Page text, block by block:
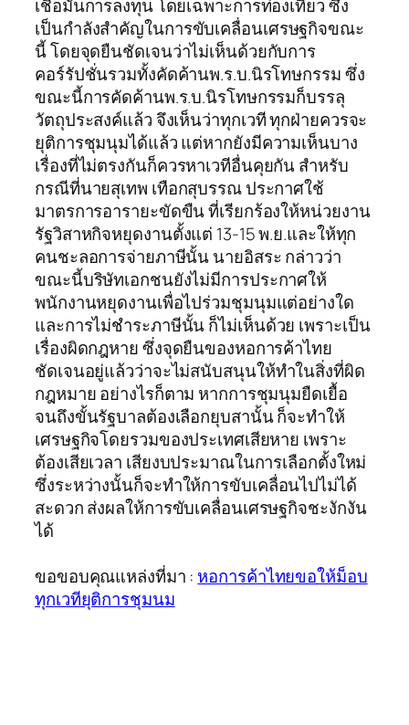
เชื่อมั่นการลงทุน โดยเฉพาะการท่องเที่ยว ซึ่ง
เป็นกำลังสำคัญในการขับเคลื่อนเศรษฐกิจขณะ
นี้ โดยจุดยืนชัดเจนว่าไม่เห็นด้วยกับการ
คอร์รัปชั่นรวมทั้งคัดค้านพ.ร.บ.นิรโทษกรรม ซึ่ง
ขณะนี้การคัดค้านพ.ร.บ.นิรโทษกรรมก็บรรลุ
วัตถุประสงค์แล้ว จึงเห็นว่าทุกเวที ทุกฝ่ายควรจะ
ยุติการชุมนุมได้แล้ว แต่หากยังมีความเห็นบาง
เรื่องที่ไม่ตรงกันก็ควรหาเวทีอื่นคุยกัน สำหรับ
กรณีที่นายสุเทพ เทือกสุบรรณ ประกาศใช้
มาตรการอารายะขัดขืน ที่เรียกร้องให้หน่วยงาน
รัฐวิสาหกิจหยุดงานตั้งแต่ 13-15 พ.ย.และให้ทุก
คนชะลอการจ่ายภาษีนั้น นายอิสระ กล่าวว่า
ขณะนี้บริษัทเอกชนยังไม่มีการประกาศให้
พนักงานหยุดงานเพื่อไปร่วมชุมนุมแต่อย่างใด
และการไม่ชำระภาษีนั้น ก็ไม่เห็นด้วย เพราะเป็น
เรื่องผิดกฎหาย ซึ่งจุดยืนของหอการค้าไทย
ชัดเจนอยู่แล้วว่าจะไม่สนับสนุนให้ทำในสิ่งที่ผิด
กฎหมาย อย่างไรก็ตาม หากการชุมนุมยืดเยื้อ
จนถึงขั้นรัฐบาลต้องเลือกยุบสานั้น ก็จะทำให้
เศรษฐกิจโดยรวมของประเทศเสียหาย เพราะ
ต้องเสียเวลา เสียงบประมาณในการเลือกตั้งใหม่
ซึ่งระหว่างนั้นก็จะทำให้การขับเคลื่อนไปไม่ได้
สะดวก ส่งผลให้การขับเคลื่อนเศรษฐกิจชะงักงัน
ได้
ขอขอบคุณแหล่งที่มา : หอการค้าไทยขอให้ม็อบ
ทุกเวทียุติการชุมนม